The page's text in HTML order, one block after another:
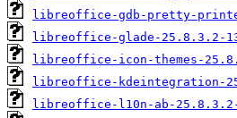
libreoffice-gdb-pretty-
libreoffice-glade-25.8.3.2-
libreoffice-icon-themes-
libreoffice-kdeintegration-
libreoffice-l10n-ab-25.8.3.2-